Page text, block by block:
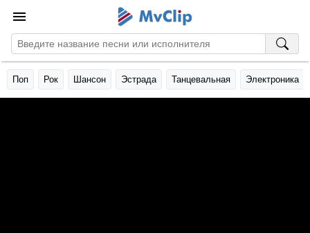
Поп Рок Шансон Эстрада Танцевальная Электроника